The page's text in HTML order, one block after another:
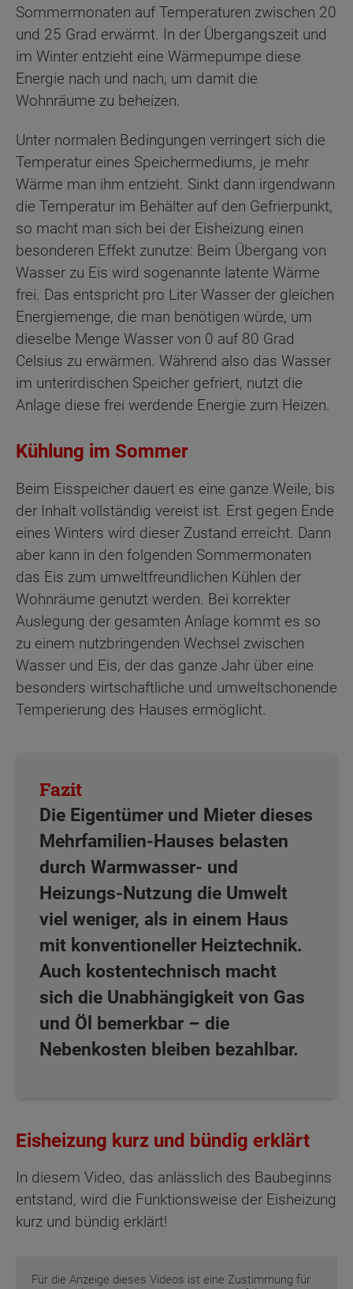
Sommermonaten auf Temperaturen zwischen 20
und 25 Grad erwärmt. In der Übergangszeit und
im Winter entzieht eine Wärmepumpe diese
Energie nach und nach, um damit die
Wohnräume zu beheizen.
Unter normalen Bedingungen verringert sich die
Temperatur eines Speichermediums, je mehr
Wärme man ihm entzieht. Sinkt dann irgendwann
die Temperatur im Behälter auf den Gefrierpunkt,
so macht man sich bei der Eisheizung einen
besonderen Effekt zunutze: Beim Übergang von
Wasser zu Eis wird sogenannte latente Wärme
frei. Das entspricht pro Liter Wasser der gleichen
Energiemenge, die man benötigen würde, um
dieselbe Menge Wasser von 0 auf 80 Grad
Celsius zu erwärmen. Während also das Wasser
im unterirdischen Speicher gefriert, nutzt die
Anlage diese frei werdende Energie zum Heizen.
Kühlung im Sommer
Beim Eisspeicher dauert es eine ganze Weile, bis
der Inhalt vollständig vereist ist. Erst gegen Ende
eines Winters wird dieser Zustand erreicht. Dann
aber kann in den folgenden Sommermonaten
das Eis zum umweltfreundlichen Kühlen der
Wohnräume genutzt werden. Bei korrekter
Auslegung der gesamten Anlage kommt es so
zu einem nutzbringenden Wechsel zwischen
Wasser und Eis, der das ganze Jahr über eine
besonders wirtschaftliche und umweltschonende
Temperierung des Hauses ermöglicht.
Die Eigentümer und Mieter dieses
Mehrfamilien-Hauses belasten
durch Warmwasser- und
Heizungs-Nutzung die Umwelt
viel weniger, als in einem Haus
mit konventioneller Heiztechnik.
Auch kostentechnisch macht
sich die Unabhängigkeit von Gas
und Öl bemerkbar – die
Nebenkosten bleiben bezahlbar.
Eisheizung kurz und bündig erklärt
Für die Anzeige dieses Videos ist eine Zustimmung für
In diesem Video, das anlässlich des Baubeginns
entstand, wird die Funktionsweise der Eisheizung
kurz und bündig erklärt!